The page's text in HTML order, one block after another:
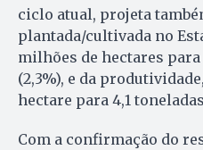
ciclo atual, projeta
plantada/cultivada no
milhões de hectares
(2,3%), e da
hectare para 4,1
Com a confirmação do